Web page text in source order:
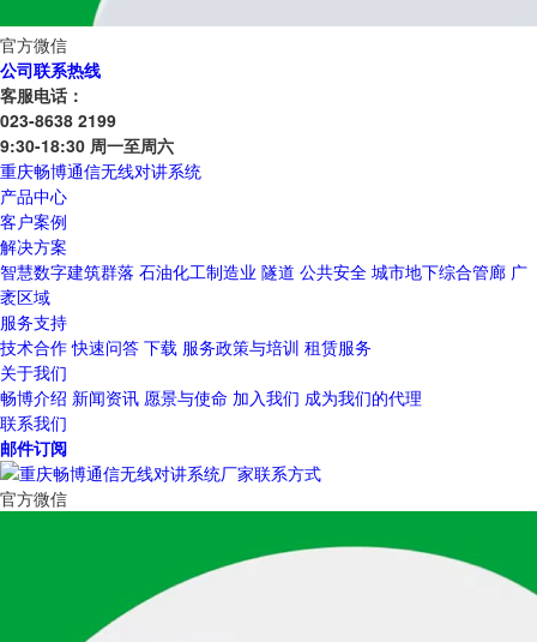
官方微信
公司联系热线
客服电话：
023-8638 2199
9:30-18:30 周一至周六
重庆畅博通信无线对讲系统
产品中心
客户案例
解决方案
智慧数字建筑群落 石油化工制造业 隧道 公共安全 城市地下综合管廊 广
袤区域
服务支持
技术合作 快速问答 下载 服务政策与培训 租赁服务
关于我们
畅博介绍 新闻资讯 愿景与使命 加入我们 成为我们的代理
联系我们
邮件订阅
官方微信